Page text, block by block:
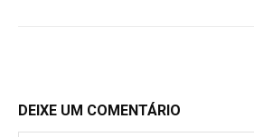
DEIXE UM COMENTÁRIO